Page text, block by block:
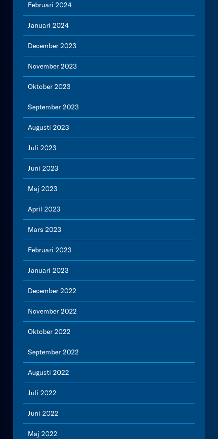
Februari 2024
Januari 2024
December 2023
November 2023
Oktober 2023
September 2023
Augusti 2023
Juli 2023
Juni 2023
Maj 2023
April 2023
Mars 2023
Februari 2023
Januari 2023
December 2022
November 2022
Oktober 2022
September 2022
Augusti 2022
Juli 2022
Juni 2022
Maj 2022